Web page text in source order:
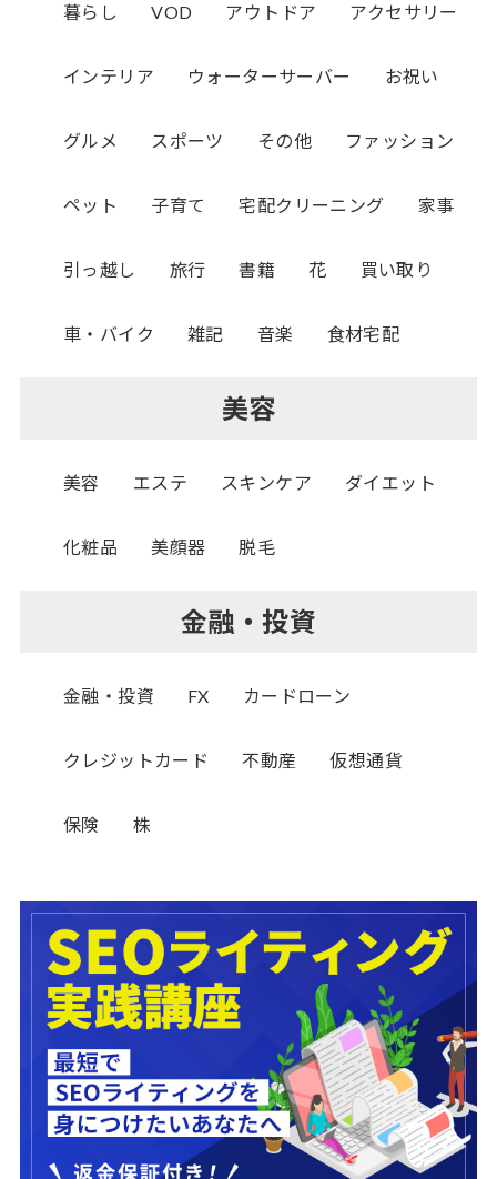
暮らし VOD アウトドア アクセサリー
インテリア ウォーターサーバー お祝い
グルメ スポーツ その他 ファッション
ペット 子育て 宅配クリーニング 家事
引っ越し 旅行 書籍 花 買い取り
車・バイク 雑記 音楽 食材宅配
美容
美容 エステ スキンケア ダイエット
化粧品 美顔器 脱毛
金融・投資
金融・投資 FX カードローン
クレジットカード 不動産 仮想通貨
保険 株